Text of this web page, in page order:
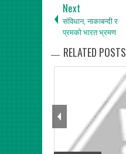
Next
संविधान, नाकाबन्दी र
प्रमको भारत भ्रमण
RELATED POSTS